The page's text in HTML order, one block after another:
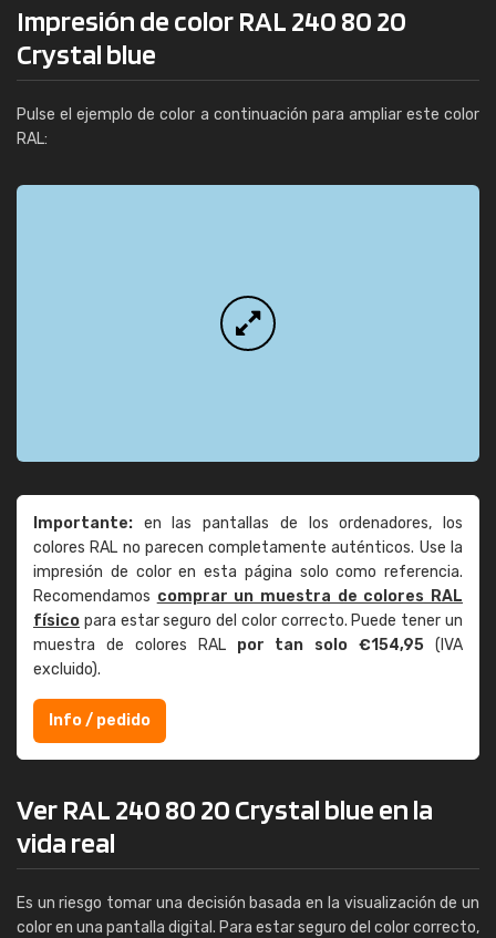
Impresión de color RAL 240 80 20
Crystal blue
Pulse el ejemplo de color a continuación para ampliar este color
RAL:
Importante: en las pantallas de los ordenadores, los
colores RAL no parecen completamente auténticos. Use la
impresión de color en esta página solo como referencia.
Recomendamos comprar un muestra de colores RAL
físico para estar seguro del color correcto. Puede tener un
muestra de colores RAL por tan solo €154,95 (IVA
excluido).
Info / pedido
Ver RAL 240 80 20 Crystal blue en la
vida real
Es un riesgo tomar una decisión basada en la visualización de un
color en una pantalla digital. Para estar seguro del color correcto,